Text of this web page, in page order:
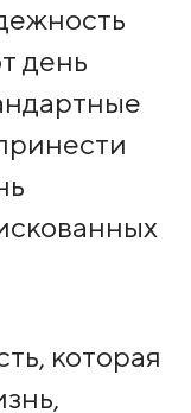
день
которая